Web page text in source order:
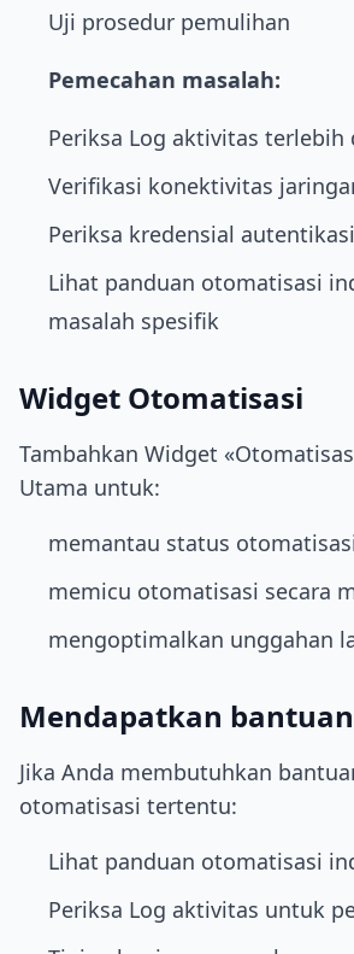
Uji prosedur pemulihan
Pemecahan masalah:
Periksa Log aktivitas terlebih
Verifikasi konektivitas
Periksa kredensial autentikasi
Lihat panduan otomatisasi
masalah spesifik
Widget Otomatisasi
Tambahkan Widget
Utama untuk:
memantau status
memicu otomatisasi secara
mengoptimalkan unggahan
Mendapatkan bantuan
Jika Anda membutuhkan
otomatisasi tertentu:
Lihat panduan otomatisasi
Periksa Log aktivitas untuk